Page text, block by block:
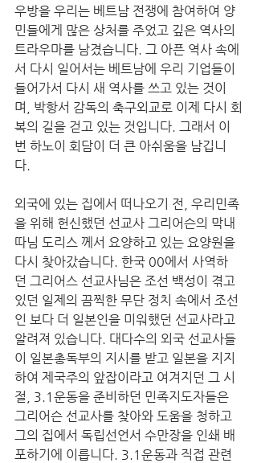
우방을 우리는 베트남 전쟁에 참여하여 양
민들에게 많은 상처를 주었고 깊은 역사의
트라우마를 남겼습니다. 그 아픈 역사 속에
서 다시 일어서는 베트남에 우리 기업들이
들어가서 다시 새 역사를 쓰고 있는 것이
며, 박항서 감독의 축구외교로 이제 다시 회
복의 길을 걷고 있는 것입니다. 그래서 이
번 하노이 회담이 더 큰 아쉬움을 남깁니
다.
외국에 있는 집에서 떠나오기 전, 우리민족
을 위해 헌신했던 선교사 그리어슨의 막내
따님 도리스 께서 요양하고 있는 요양원을
다시 찾아갔습니다. 한국 00에서 사역하
던 그리어스 선교사님은 조선 백성이 겪고
있던 일제의 끔찍한 무단 정치 속에서 조선
인 보다 더 일본인을 미워했던 선교사라고
알려져 있습니다. 대다수의 외국 선교사들
이 일본총독부의 지시를 받고 일본을 지지
하여 제국주의 앞잡이라고 여겨지던 그 시
절, 3.1운동을 준비하던 민족지도자들은
그리어슨 선교사를 찾아와 도움을 청하고
그의 집에서 독립선언서 수만장을 인쇄 배
포하기에 이릅니다. 3.1운동과 직접 관련